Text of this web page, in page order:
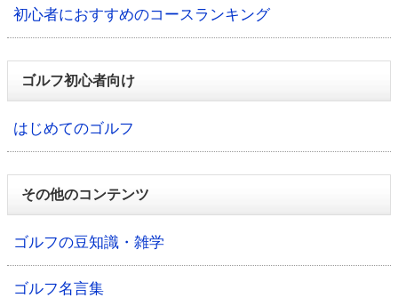
初心者におすすめのコースランキング
ゴルフ初心者向け
はじめてのゴルフ
その他のコンテンツ
ゴルフの豆知識・雑学
ゴルフ名言集